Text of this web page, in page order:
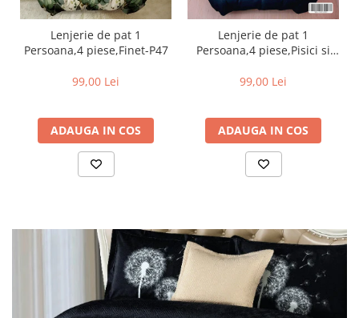
Lenjerie de pat 1
Persoana,4 piese,Finet-P47
99,00 Lei
ADAUGA IN COS
Lenjerie de pat 1
Persoana,4 piese,Pisici si
99,00 Lei
ADAUGA IN COS